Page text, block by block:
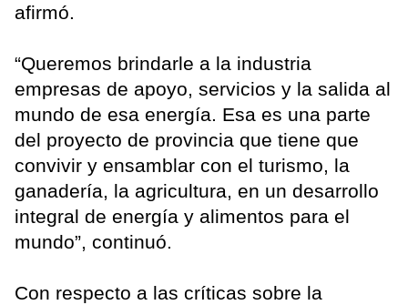
afirmó.
“Queremos brindarle a la industria
empresas de apoyo, servicios y la salida al
mundo de esa energía. Esa es una parte
del proyecto de provincia que tiene que
convivir y ensamblar con el turismo, la
ganadería, la agricultura, en un desarrollo
integral de energía y alimentos para el
mundo”, continuó.
Con respecto a las críticas sobre la